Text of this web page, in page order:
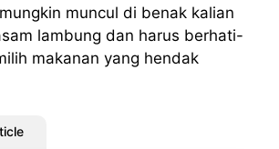
muncul di benak kalian
lambung dan harus berhati-
makanan yang hendak